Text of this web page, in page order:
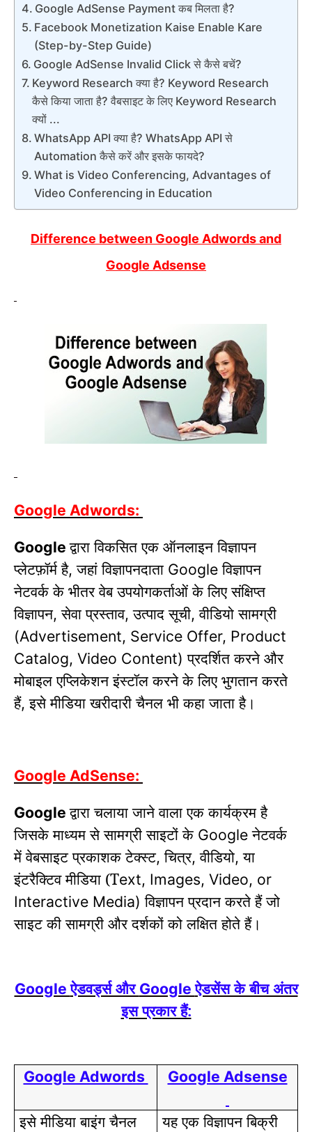
Google AdSense Payment कब मिलता है?
Facebook Monetization Kaise Enable Kare
(Step-by-Step Guide)
Google AdSense Invalid Click से कैसे बचें?
Keyword Research क्या है? Keyword Research
कैसे किया जाता है? वैबसाइट के लिए Keyword Research
क्यों ...
WhatsApp API क्या है? WhatsApp API से
Automation कैसे करें और इसके फायदे?
What is Video Conferencing, Advantages of
Video Conferencing in Education
Difference between Google Adwords and
Google Adsense
Google Adwords:
Googleद्वारा विकसित एक ऑनलाइन विज्ञापन
प्लेटफ़ॉर्म है,जहां विज्ञापनदाता Google विज्ञापन
नेटवर्क के भीतर वेब उपयोगकर्ताओं के लिए संक्षिप्त
विज्ञापन,सेवा प्रस्ताव,उत्पाद सूची,वीडियो सामग्री
(Advertisement, Service Offer, Product
Catalog, Video Content) प्रदर्शित करने और
मोबाइल एप्लिकेशन इंस्टॉल करने के लिए भुगतान करते
हैं,इसे मीडिया खरीदारी चैनल भी कहा जाता है।
Google AdSense:
Googleद्वारा चलाया जाने वाला एक कार्यक्रम है
जिसके माध्यम से सामग्री साइटों के Googleनेटवर्क
में वेबसाइट प्रकाशक टेक्स्ट,चित्र,वीडियो,या
इंटरैक्टिव मीडिया (Text, Images, Video, or
Interactive Media) विज्ञापन प्रदान करते हैं जो
साइट की सामग्री और दर्शकों को लक्षित होते हैं।
Googleऐडवर्ड्स औरGoogleऐडसेंस के बीच अंतर
इस प्रकार हैं:
Google Adwords Google Adsense
इसे मीडिया बाइंग चैनल
यह एक विज्ञापन बिक्री